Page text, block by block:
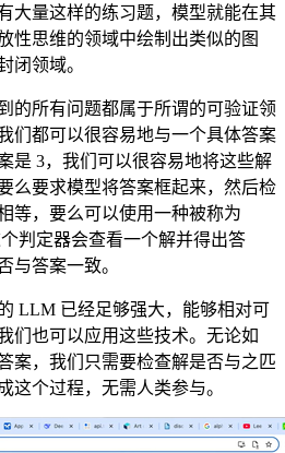
大量这样的练习题，模型就能在其
性思维的领域中绘制出类似的图
闭领域。
所有问题都属于所谓的可验证领
们都可以很容易地与一个具体答案
是 3，我们可以很容易地将这些解
么要求模型将答案框起来，然后检
等，要么可以使用一种被称为
判定器会查看一个解并得出答
与答案一致。
已经足够强大，能够相对可
们也可以应用这些技术。无论如
案，我们只需要检查解是否与之匹
这个过程，无需人类参与。